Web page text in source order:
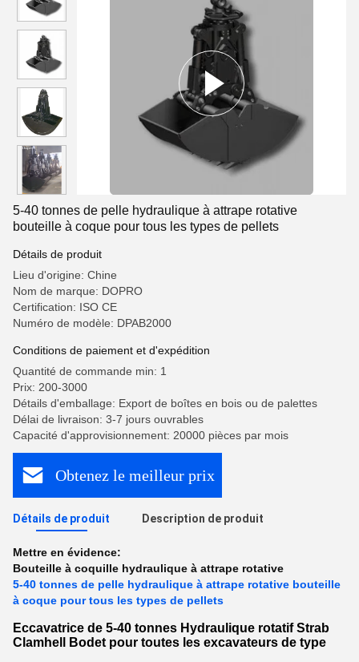
5-40 tonnes de pelle hydraulique à attrape rotative
bouteille à coque pour tous les types de pellets
Détails de produit
Lieu d'origine: Chine
Nom de marque: DOPRO
Certification: ISO CE
Numéro de modèle: DPAB2000
Conditions de paiement et d'expédition
Quantité de commande min: 1
Prix: 200-3000
Détails d'emballage: Export de boîtes en bois ou de palettes
Délai de livraison: 3-7 jours ouvrables
Capacité d'approvisionnement: 20000 pièces par mois
Obtenez le meilleur prix
Détails de produit Description de produit
Mettre en évidence:
Bouteille à coquille hydraulique à attrape rotative
5-40 tonnes de pelle hydraulique à attrape rotative bouteille
à coque pour tous les types de pellets
Eccavatrice de 5-40 tonnes Hydraulique rotatif Strab
Clamhell Bodet pour toutes les excavateurs de type